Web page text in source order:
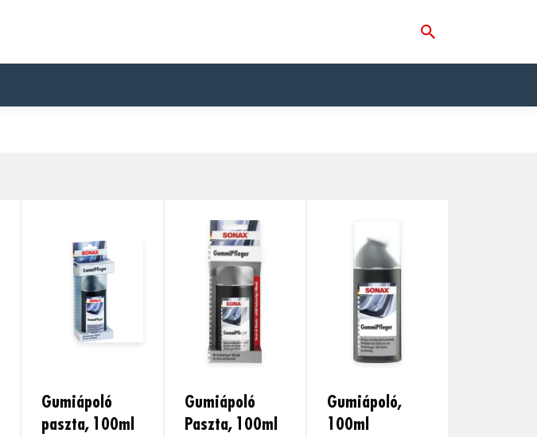
Gumiápoló
paszta, 100ml
Gumiápoló
Paszta, 100ml
Gumiápoló,
100ml